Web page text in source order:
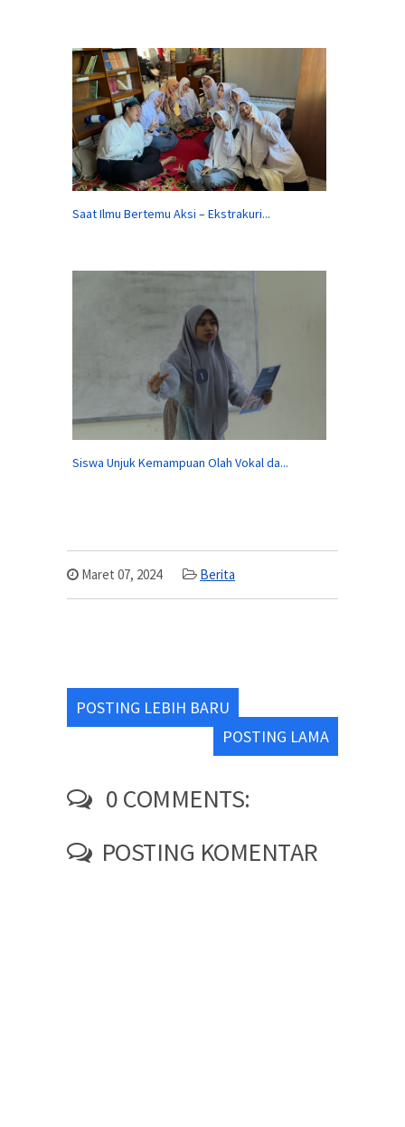
Saat Ilmu Bertemu Aksi – Ekstrakuri...
Siswa Unjuk Kemampuan Olah Vokal da...
Maret 07, 2024 Berita
POSTING LEBIH BARU
POSTING LAMA
0 COMMENTS:
POSTING KOMENTAR